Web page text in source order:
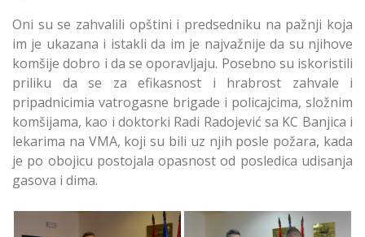
Oni su se zahvalili opštini i predsedniku na pažnji koja
im je ukazana i istakli da im je najvažnije da su njihove
komšije dobro i da se oporavljaju. Posebno su iskoristili
priliku da se za efikasnost i hrabrost zahvale i
pripadnicimia vatrogasne brigade i policajcima, složnim
komšijama, kao i doktorki Radi Radojević sa KC Banjica i
lekarima na VMA, koji su bili uz njih posle požara, kada
je po obojicu postojala opasnost od posledica udisanja
gasova i dima.